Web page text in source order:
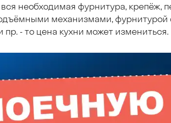
необходимая фурнитура, крепёж,
механизмами,
- то цена кухни может измениться.